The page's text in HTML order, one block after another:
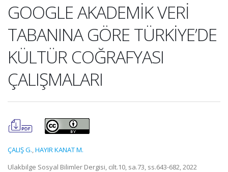
GOOGLE AKADEMİK VERİ
TABANINA GÖRE TÜRKİYE’DE
KÜLTÜR COĞRAFYASI
ÇALIŞMALARI
ÇALIŞ G.,HAYIR KANAT M.
Ulakbilge Sosyal Bilimler Dergisi, cilt.10, sa.73, ss.643-682, 2022